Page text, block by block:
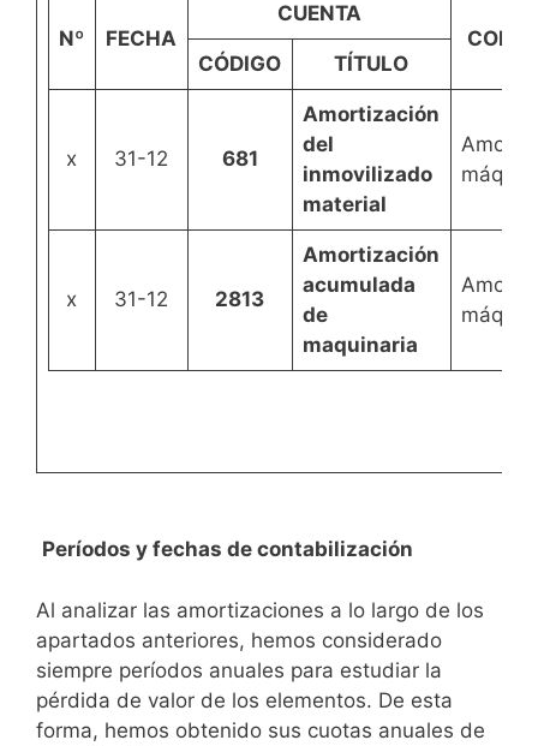
Nº FECHA
CUENTA
CÓDIGO
TÍTULO
x 31-12 681
Amortización
del
inmovilizado
material
x 31-12 2813
Amortización
acumulada
de
maquinaria
Períodos y fechas de contabilización
Al analizar las amortizaciones a lo largo de los
apartados anteriores, hemos considerado
siempre períodos anuales para estudiar la
pérdida de valor de los elementos. De esta
forma, hemos obtenido sus cuotas anuales de